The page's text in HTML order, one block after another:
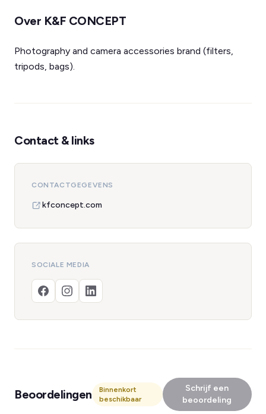
Over K&F CONCEPT
Photography and camera accessories brand (filters,
tripods, bags).
Contact & links
CONTACTGEGEVENS
kfconcept.com
SOCIALE MEDIA
Beoordelingen
Binnenkort
beschikbaar
Schrijf een
beoordeling